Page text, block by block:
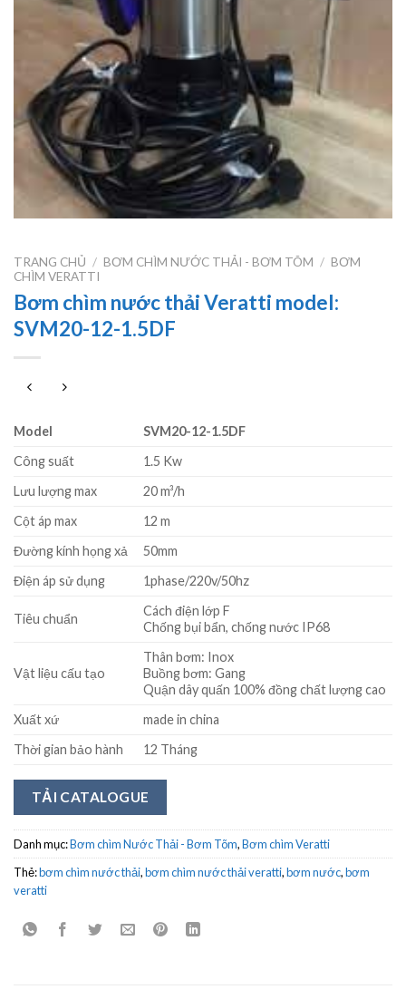
TRANG CHỦ / BƠM CHÌM NƯỚC THẢI - BƠM TÕM / BƠM
CHÌM VERATTI
Bơm chìm nước thải Veratti model:
SVM20-12-1.5DF
Model
SVM20-12-1.5DF
Công suất
1.5 Kw
Lưu lượng max
20 m³/h
Cột áp max
12 m
Đường kính họng xả
50mm
Điện áp sử dụng
1phase/220v/50hz
Tiêu chuẩn
Cách điện lớp F
Chống bụi bẩn, chống nước IP68
Vật liệu cấu tạo
Thân bơm: Inox
Buồng bơm: Gang
Quận dây quấn 100% đồng chất lượng cao
Xuất xứ
made in china
Thời gian bảo hành
12 Tháng
TẢI CATALOGUE
Danh mục:Bơm chìm Nước Thải - Bơm Tõm,Bơm chìm Veratti
Thẻ:bơm chìm nước thải,bơm chìm nước thải veratti,bơm nước,bơm
veratti